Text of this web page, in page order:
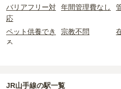
・開眼法要の費用：お墓を新しく
用。僧侶に渡すお布施がかかります
・納骨式の費用
：お墓に遺骨を納
すお布施、会食などの費用がかかり
：お墓の管理費。契
替えてお墓を探すのがおすすめで
上住んでいるなどが挙げられます。
条件を満たさない場合は、申し込
め、事前の確認が重要です。
契約条件の詳細は、各霊園のペー
バリアフリー対
応
年間管理費なし
ペット供養でき
る
宗教不問
民営霊園
寺院墓地
JR山手線の駅一覧